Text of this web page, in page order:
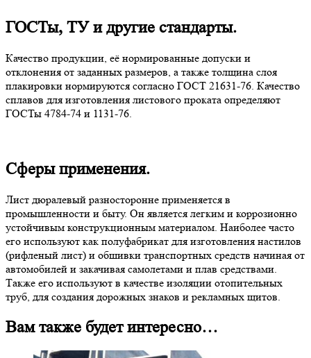
ГОСТы, ТУ и другие стандарты.
Качество продукции, её нормированные допуски и
отклонения от заданных размеров, а также толщина слоя
плакировки нормируются согласно ГОСТ 21631-76. Качество
сплавов для изготовления листового проката определяют
ГОСТы 4784-74 и 1131-76.
Сферы применения.
Лист дюралевый разносторонне применяется в
промышленности и быту. Он является легким и коррозионно
устойчивым конструкционным материалом. Наиболее часто
его используют как полуфабрикат для изготовления настилов
(рифленый лист) и обшивки транспортных средств начиная от
автомобилей и закачивая самолетами и плав средствами.
Также его используют в качестве изоляции отопительных
труб, для создания дорожных знаков и рекламных щитов.
Вам также будет интересно…